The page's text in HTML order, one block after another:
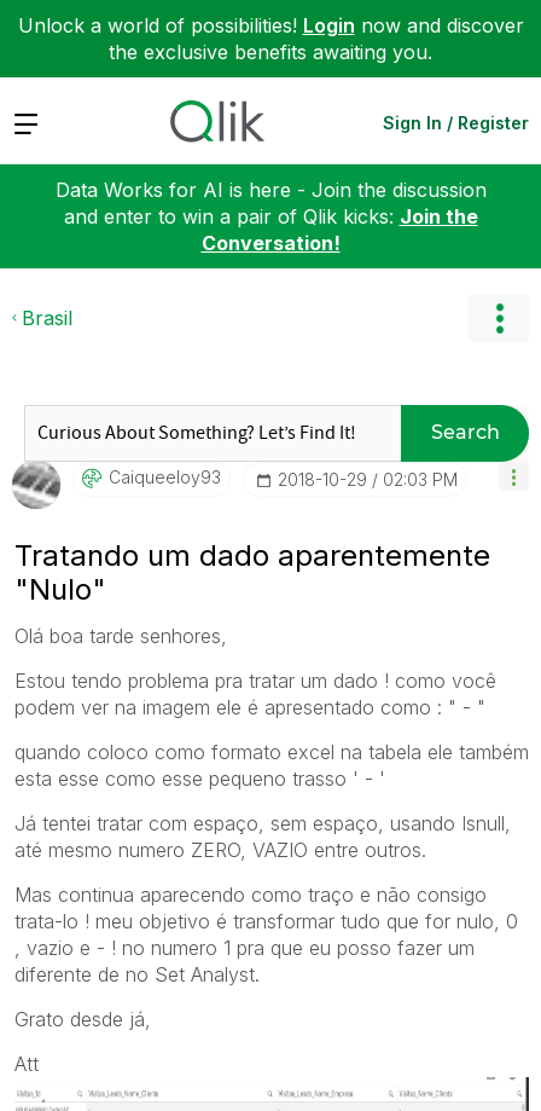
Unlock a world of possibilities! Login now and discover
the exclusive benefits awaiting you.
Expand Sign In / Register
Data Works for AI is here - Join the discussion
and enter to win a pair of Qlik kicks: Join the
Conversation!
Brasil
Search
Caiqueeloy93 ‎2018-10-29 02:03 PM
Tratando um dado aparentemente
"Nulo"
Olá boa tarde senhores,
Estou tendo problema pra tratar um dado ! como você
podem ver na imagem ele é apresentado como : " - "
quando coloco como formato excel na tabela ele também
esta esse como esse pequeno trasso ' - '
Já tentei tratar com espaço, sem espaço, usando Isnull,
até mesmo numero ZERO, VAZIO entre outros.
Mas continua aparecendo como traço e não consigo
trata-lo ! meu objetivo é transformar tudo que for nulo, 0
, vazio e - ! no numero 1 pra que eu posso fazer um
diferente de no Set Analyst.
Grato desde já,
Att